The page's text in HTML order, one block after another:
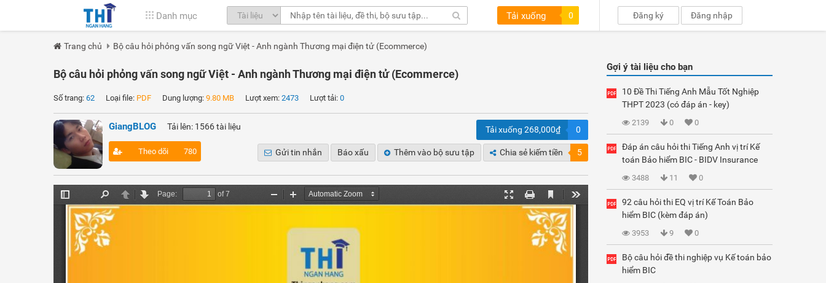
Danh mục Tải xuống 0 Đăng ký Đăng nhập
Trang chủ Bộ câu hỏi phỏng vấn song ngữ Việt - Anh ngành Thương mại điện tử (Ecommerce)
Bộ câu hỏi phỏng vấn song ngữ Việt - Anh ngành Thương mại điện tử (Ecommerce)
Số trang: 62 Loại file: PDF Dung lượng: 9.80 MB Lượt xem: 2473 Lượt tải: 0
GiangBLOG Tải lên: 1566 tài liệu
Theo dõi 780
Tải xuống 268,000₫ 0
Gửi tin nhắn Báo xấu Thêm vào bộ sưu tập Chia sẻ kiếm tiền 5
Gợi ý tài liệu cho bạn
10 Đề Thi Tiếng Anh Mẫu Tốt Nghiệp
THPT 2023 (có đáp án - key)
2139 0 0
Đáp án câu hỏi thi Tiếng Anh vị trí Kế
toán Bảo hiểm BIC - BIDV Insurance
3488 11 0
92 câu hỏi thi EQ vị trí Kế Toán Bảo
hiểm BIC (kèm đáp án)
3953 9 0
Bộ câu hỏi đề thi nghiệp vụ Kế toán bảo
hiểm BIC